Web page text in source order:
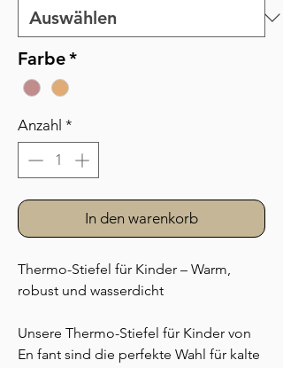
Farbe*
Anzahl *
In den warenkorb
Thermo-Stiefel für Kinder – Warm,
robust und wasserdicht
Unsere Thermo-Stiefel für Kinder von
En fant sind die perfekte Wahl für kalte